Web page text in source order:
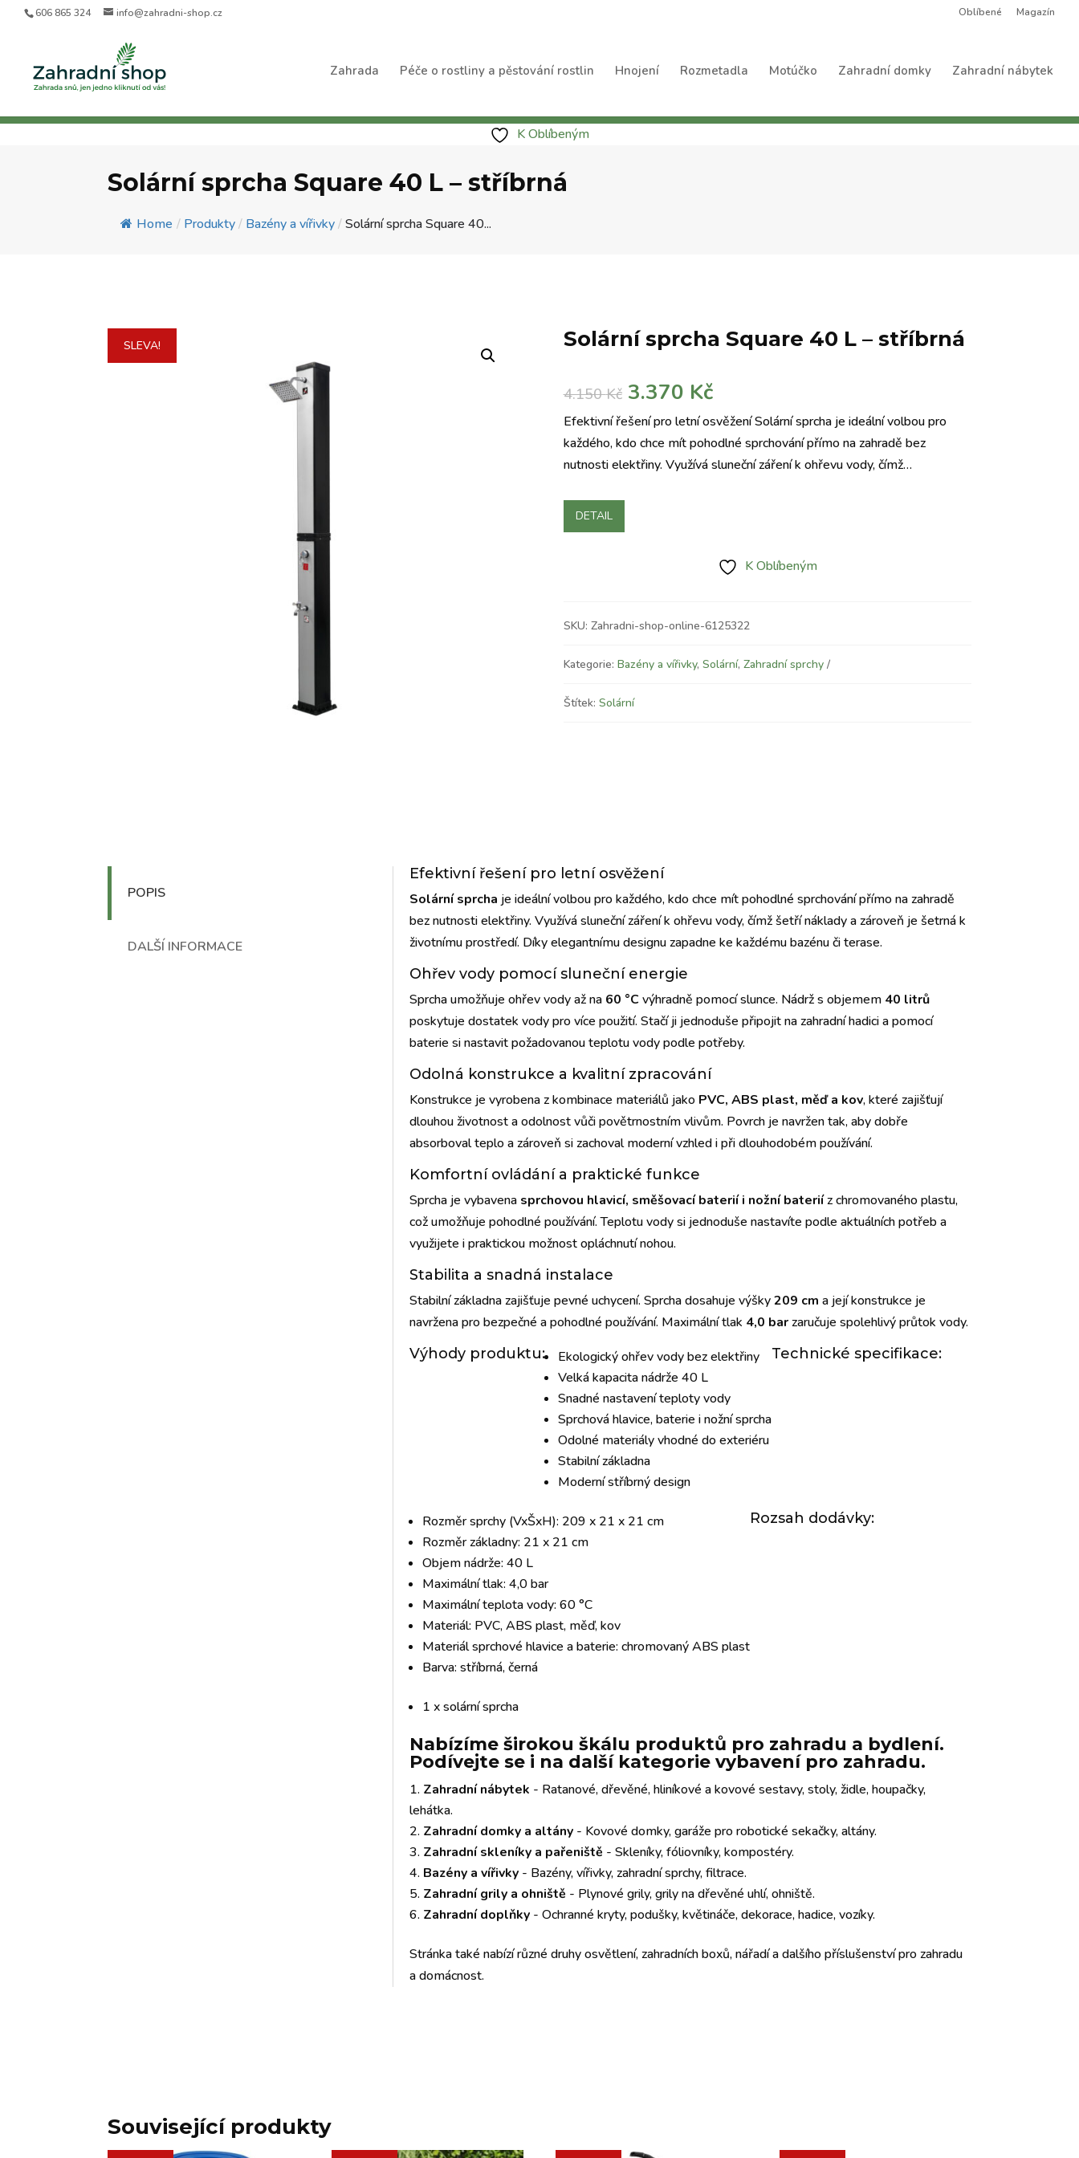
606 865 324 info@zahradni-shop.cz Oblíbené Magazín
Zahrada Péče o rostliny a pěstování rostlin Hnojení Rozmetadla Motúčko Zahradní domky Zahradní nábytek
K Oblíbeným
Solární sprcha Square 40 L – stříbrná
Home / Produkty / Bazény a vířivky / Solární sprcha Square 40...
SLEVA! Solární sprcha Square 40 L – stříbrná
4.150Kč Původní
cena
byla:
4.150 Kč.
3.370 KčAktuální
cena
je:
3.370 Kč.
Efektivní řešení pro letní osvěžení Solární sprcha je ideální volbou pro
každého, kdo chce mít pohodlné sprchování přímo na zahradě bez
nutnosti elektřiny. Využívá sluneční záření k ohřevu vody, čímž…
DETAIL
K Oblíbeným
SKU: Zahradni-shop-online-6125322
Kategorie: Bazény a vířivky, Solární, Zahradní sprchy
Štítek: Solární
POPIS
DALŠÍ INFORMACE
Efektivní řešení pro letní osvěžení
Solární sprcha je ideální volbou pro každého, kdo chce mít pohodlné sprchování přímo na zahradě
bez nutnosti elektřiny. Využívá sluneční záření k ohřevu vody, čímž šetří náklady a zároveň je šetrná k
životnímu prostředí. Díky elegantnímu designu zapadne ke každému bazénu či terase.
Ohřev vody pomocí sluneční energie
Sprcha umožňuje ohřev vody až na 60 °Cvýhradně pomocí slunce. Nádrž s objemem 40 litrů
poskytuje dostatek vody pro více použití. Stačí ji jednoduše připojit na zahradní hadici a pomocí
baterie si nastavit požadovanou teplotu vody podle potřeby.
Odolná konstrukce a kvalitní zpracování
Konstrukce je vyrobena z kombinace materiálů jako PVC, ABS plast, měď a kov, které zajišťují
dlouhou životnost a odolnost vůči povětrnostním vlivům. Povrch je navržen tak, aby dobře
absorboval teplo a zároveň si zachoval moderní vzhled i při dlouhodobém používání.
Komfortní ovládání a praktické funkce
Sprcha je vybavena sprchovou hlavicí, směšovací baterií i nožní bateriíz chromovaného plastu,
což umožňuje pohodlné používání. Teplotu vody si jednoduše nastavíte podle aktuálních potřeb a
využijete i praktickou možnost opláchnutí nohou.
Stabilita a snadná instalace
Stabilní základna zajišťuje pevné uchycení. Sprcha dosahuje výšky209 cm a její konstrukce je
navržena pro bezpečné a pohodlné používání. Maximální tlak 4,0 barzaručuje spolehlivý průtok vody.
Výhody produktu:
Ekologický ohřev vody bez elektřiny
Velká kapacita nádrže 40 L
Snadné nastavení teploty vody
Sprchová hlavice, baterie i nožní sprcha
Odolné materiály vhodné do exteriéru
Stabilní základna
Moderní stříbrný design
Technické specifikace:
Rozměr sprchy (VxŠxH): 209 x 21 x 21 cm
Rozměr základny: 21 x 21 cm
Objem nádrže: 40 L
Maximální tlak: 4,0 bar
Maximální teplota vody: 60 °C
Materiál: PVC, ABS plast, měď, kov
Materiál sprchové hlavice a baterie: chromovaný ABS plast
Barva: stříbrná, černá
Rozsah dodávky:
1 x solární sprcha
Nabízíme širokou škálu produktů pro zahradu a bydlení.
Podívejte se i na další kategorie vybavení pro zahradu.
Zahradní nábytek - Ratanové, dřevěné, hliníkové a kovové sestavy, stoly, židle, houpačky,
lehátka.
Zahradní domky a altány - Kovové domky, garáže pro robotické sekačky, altány.
Zahradní skleníky a pařeniště - Skleníky, fóliovníky, kompostéry.
Bazény a vířivky - Bazény, vířivky, zahradní sprchy, filtrace.
Zahradní grily a ohniště - Plynové grily, grily na dřevěné uhlí, ohniště.
Zahradní doplňky - Ochranné kryty, podušky, květináče, dekorace, hadice, vozíky.
Stránka také nabízí různé druhy osvětlení, zahradních boxů, nářadí a dalšího příslušenství pro zahradu
a domácnost.
Související produkty